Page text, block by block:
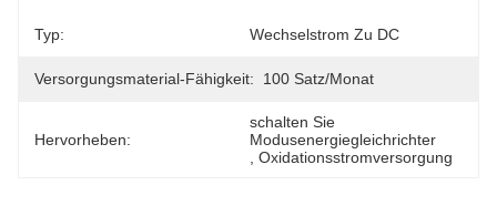
Typ: Wechselstrom Zu DC
Versorgungsmaterial-Fähigkeit: 100 Satz/Monat
Hervorheben:
schalten Sie
Modusenergiegleichrichter
Oxidationsstromversorgung